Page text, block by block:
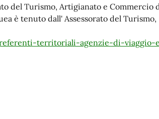
del Turismo, Artigianato e Commercio
è tenuto dall' Assessorato del Turismo,
territoriali-agenzie-di-viaggio-